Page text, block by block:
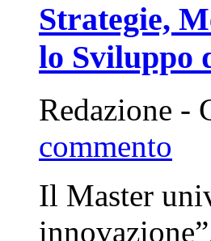
Strategie,
lo Sviluppo
Redazione -
commento
Il Master